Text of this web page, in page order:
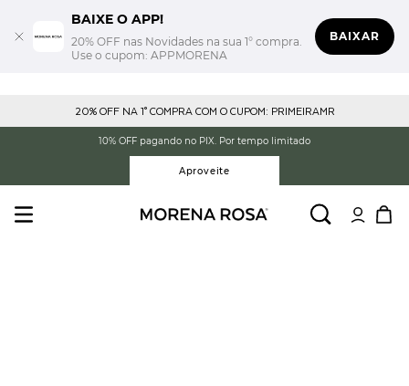
BAIXE O APP!
20% OFF nas Novidades na sua 1° compra.
Use o cupom: APPMORENA
BAIXAR
20% OFF NA 1° COMPRA COM O CUPOM: PRIMEIRAMR
10% OFF pagando no PIX. Por tempo limitado
Aproveite